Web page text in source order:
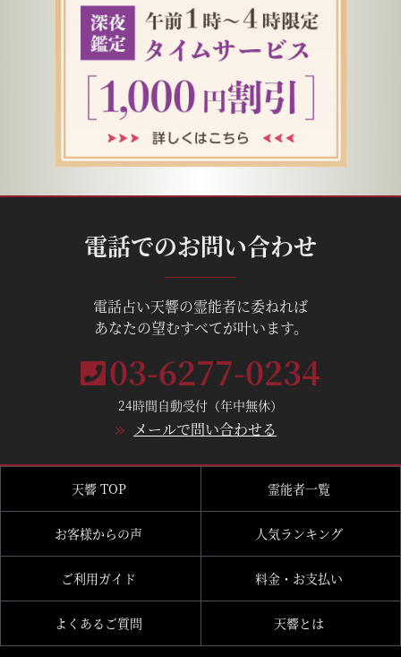
電話でのお問い合わせ
電話占い天響の霊能者に委ねれば
あなたの望むすべてが叶います。
03-6277-0234
24時間自動受付（年中無休）
メールで問い合わせる
天響 TOP 霊能者一覧
お客様からの声 人気ランキング
ご利用ガイド 料金・お支払い
よくあるご質問 天響とは